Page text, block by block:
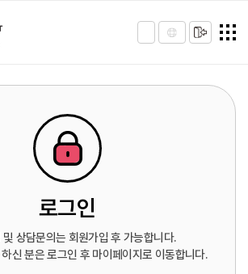
로그인
및 상담문의는 회원가입 후 가능합니다.
신 분은 로그인 후 마이페이지로 이동합니다.